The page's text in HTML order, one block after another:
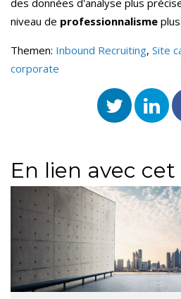
des données d'analyse plus
niveau de professionnalisme
Themen: Inbound Recruiting, Site
corporate
En lien avec